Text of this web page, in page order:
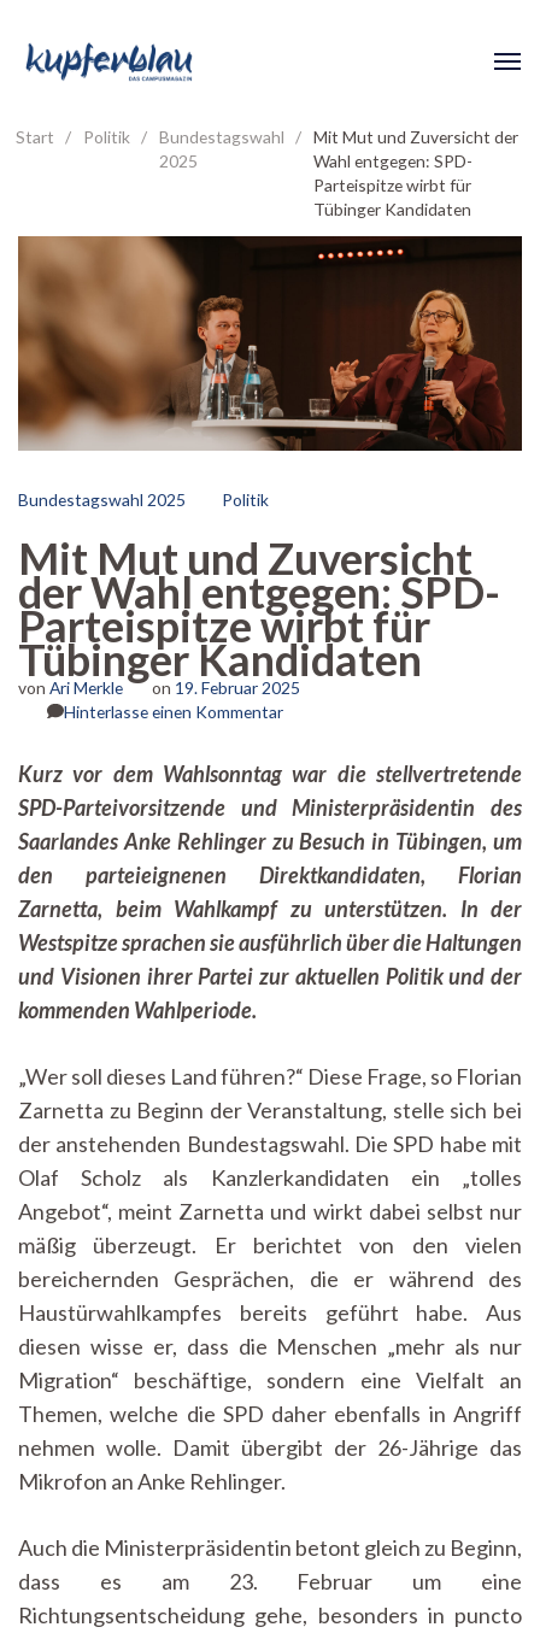
Start / Politik /
Bundestagswahl
2025
/
Mit Mut und Zuversicht der
Wahl entgegen: SPD-
Parteispitze wirbt für
Tübinger Kandidaten
Bundestagswahl 2025 Politik
Mit Mut und Zuversicht
der Wahl entgegen: SPD-
Parteispitze wirbt für
Tübinger Kandidaten
von Ari Merkle on 19. Februar 2025
Hinterlasse einen Kommentarzu
und
Zuversicht
der
Wahl
entgegen:
SPD-
wirbt
für
Kurz vor dem Wahlsonntagwar die stellvertretende
SPD-Parteivorsitzende und Ministerpräsidentin des
Saarlandes Anke Rehlinger zu Besuch in Tübingen, um
den parteieignenen Direktkandidaten, Florian
Zarnetta, beim Wahlkampf zu unterstützen. In der
Westspitze sprachen sie ausführlich über die Haltungen
und Visionen ihrer Partei zur aktuellen Politik und der
kommenden Wahlperiode.
„Wer soll dieses Land führen?“ Diese Frage, so Florian
Zarnetta zu Beginn der Veranstaltung, stelle sich bei
der anstehenden Bundestagswahl. Die SPD habe mit
Olaf Scholz als Kanzlerkandidaten ein „tolles
Angebot“, meint Zarnetta und wirkt dabei selbst nur
mäßig überzeugt. Er berichtet von den vielen
bereichernden Gesprächen, die er während des
Haustürwahlkampfes bereits geführt habe. Aus
diesen wisse er, dass die Menschen „mehr als nur
Migration“ beschäftige, sondern eine Vielfalt an
Themen, welche die SPD daher ebenfalls in Angriff
nehmen wolle. Damit übergibt der 26-Jährige das
Mikrofon an Anke Rehlinger.
Auch die Ministerpräsidentin betont gleich zu Beginn,
dass es am 23. Februar um eine
Richtungsentscheidung gehe, besonders in puncto